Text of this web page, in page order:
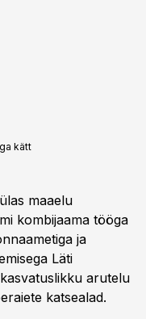
kätt
maaelu
kombijaama tööga
ja
Läti
arutelu
katsealad.